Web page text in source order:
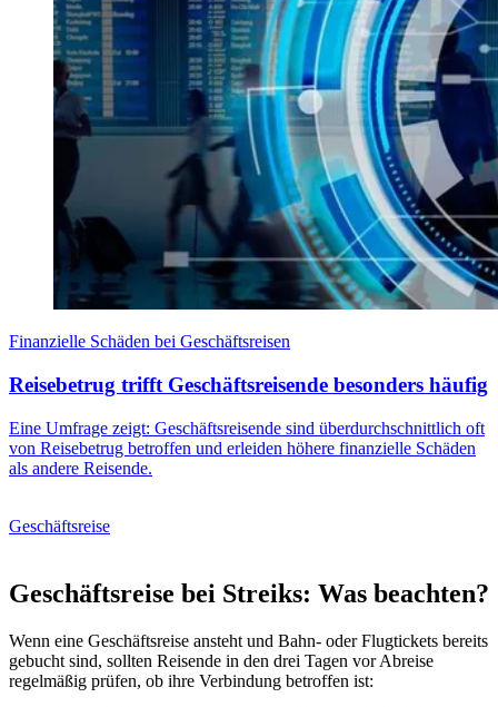
Finanzielle Schäden bei Geschäftsreisen
Reisebetrug trifft Geschäftsreisende besonders häufig
Eine Umfrage zeigt: Geschäftsreisende sind überdurchschnittlich oft
von Reisebetrug betroffen und erleiden höhere finanzielle Schäden
als andere Reisende.
Geschäftsreise
Geschäftsreise bei Streiks: Was beachten?
Wenn eine Geschäftsreise ansteht und Bahn- oder Flugtickets bereits
gebucht sind, sollten Reisende in den drei Tagen vor Abreise
regelmäßig prüfen, ob ihre Verbindung betroffen ist: